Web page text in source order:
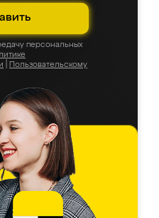
персональных
Пользовательскому